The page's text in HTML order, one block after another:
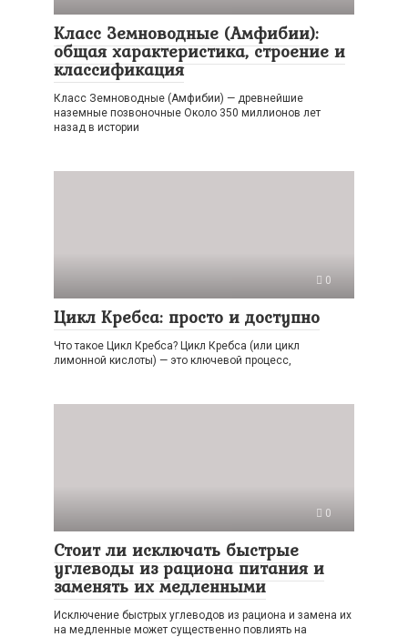
Класс Земноводные (Амфибии):
общая характеристика, строение и
классификация
Класс Земноводные (Амфибии) — древнейшие
наземные позвоночные Около 350 миллионов лет
назад в истории
0
Цикл Кребса: просто и доступно
Что такое Цикл Кребса? Цикл Кребса (или цикл
лимонной кислоты) — это ключевой процесс,
0
Стоит ли исключать быстрые
углеводы из рациона питания и
заменять их медленными
Исключение быстрых углеводов из рациона и замена их
на медленные может существенно повлиять на